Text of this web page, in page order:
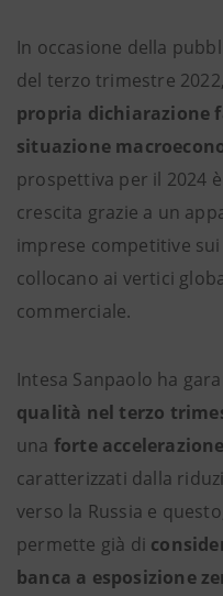
In occasione della
del terzo trimestre
propria dichiarazione
situazione
prospettiva per il 2024
crescita grazie a un
imprese competitive
collocano ai vertici
commerciale.
Intesa Sanpaolo ha
qualità nel terzo
una forte
caratterizzati dalla
verso la Russia e
permette già di
banca a esposizione